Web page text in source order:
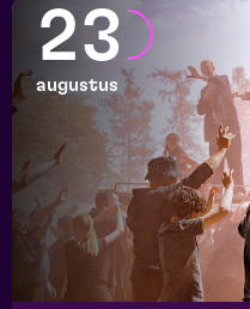
23
augustus